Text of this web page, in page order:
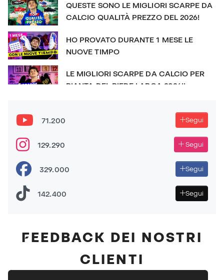
QUESTE SONO LE MIGLIORI SCARPE DA
CALCIO QUALITÀ PREZZO DEL 2026!
HO PROVATO DURANTE 1 MESE LE
NUOVE TIMPO
LE MIGLIORI SCARPE DA CALCIO PER
PIANTA DEL PIEDE LARGA 2026!!
TOP 5 MIGLIORI GUANTI DEL 2025!
71.200 Segui
129.290 Segui
329.000 Segui
142.400 Segui
FEEDBACK DEI NOSTRI
CLIENTI